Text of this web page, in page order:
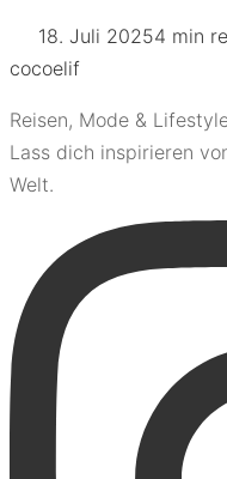
18. Juli 20254 min
cocoelif
Reisen, Mode &
Lass dich inspirieren
Welt.